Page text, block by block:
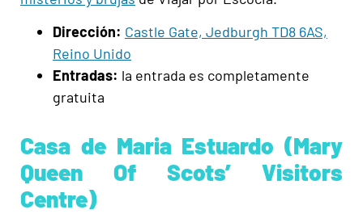
Dirección: Castle Gate, Jedburgh TD8 6AS,
Reino Unido
Entradas: la entrada es completamente
gratuita
Casa de Maria Estuardo (Mary
Queen Of Scots’ Visitors
Centre)